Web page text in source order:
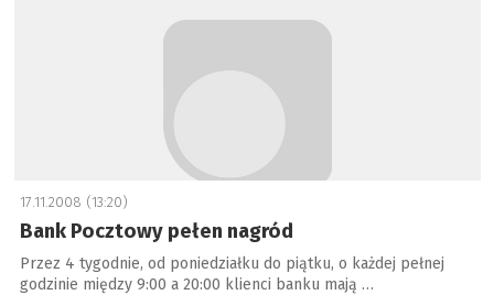
17.11.2008 (13:20)
Bank Pocztowy pełen nagród
Przez 4 tygodnie, od poniedziałku do piątku, o każdej pełnej
godzinie między 9:00 a 20:00 klienci banku mają …